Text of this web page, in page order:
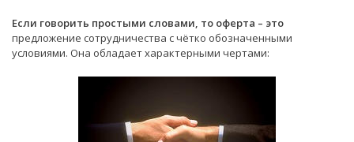
Если говорить простыми словами, то оферта – это
предложение сотрудничества с чётко обозначенными
условиями. Она обладает характерными чертами: